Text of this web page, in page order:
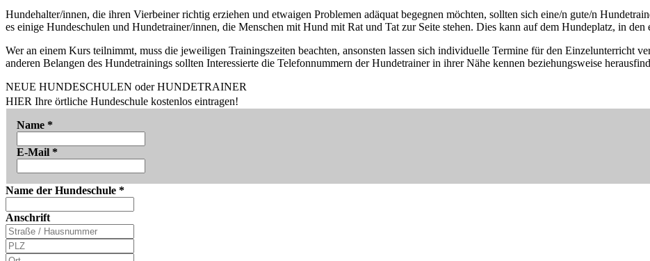
Hundehalter/innen, die ihren Vierbeiner richtig erziehen und etwaigen Problemen adäquat begegnen möchten, sollten sich eine/n gute/n
es einige Hundeschulen und Hundetrainer/innen, die Menschen mit Hund mit Rat und Tat zur Seite stehen. Dies kann auf dem Hundeplatz, in
Wer an einem Kurs teilnimmt, muss die jeweiligen Trainingszeiten beachten, ansonsten lassen sich individuelle Termine für den Einzelunterricht
anderen Belangen des Hundetrainings sollten Interessierte die Telefonnummern der Hundetrainer in ihrer Nähe kennen beziehungsweise
NEUE HUNDESCHULEN oder HUNDETRAINER
HIER Ihre örtliche Hundeschule kostenlos eintragen!
Name *
E-Mail *
Name der Hundeschule *
Anschrift